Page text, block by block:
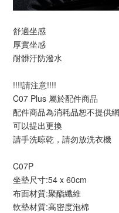
舒適坐感
厚實坐感
耐髒汙防潑水
!!!!請注意!!!!
C07 Plus 屬於配件商品
配件商品為消耗品恕不提供
可以提出更換
請手洗晾乾，請勿放洗衣機
C07P
坐墊尺寸:54 x 60cm
布面材質:聚酯纖維
軟墊材質:高密度泡棉